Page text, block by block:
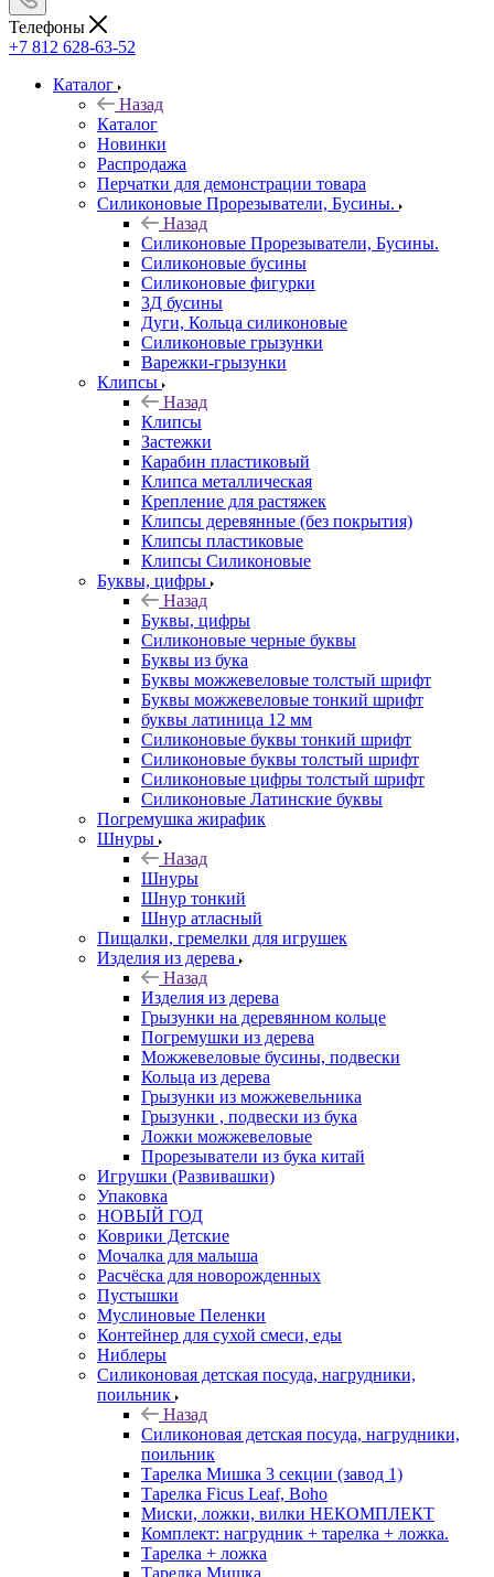
Телефоны
+7 812 628-63-52
Каталог
Назад
Каталог
Новинки
Распродажа
Перчатки для демонстрации товара
Силиконовые Прорезыватели, Бусины.
Назад
Силиконовые Прорезыватели, Бусины.
Силиконовые бусины
Силиконовые фигурки
3Д бусины
Дуги, Кольца силиконовые
Силиконовые грызунки
Варежки-грызунки
Клипсы
Назад
Клипсы
Застежки
Карабин пластиковый
Клипса металлическая
Крепление для растяжек
Клипсы деревянные (без покрытия)
Клипсы пластиковые
Клипсы Силиконовые
Буквы, цифры
Назад
Буквы, цифры
Силиконовые черные буквы
Буквы из бука
Буквы можжевеловые толстый шрифт
Буквы можжевеловые тонкий шрифт
буквы латиница 12 мм
Силиконовые буквы тонкий шрифт
Силиконовые буквы толстый шрифт
Силиконовые цифры толстый шрифт
Силиконовые Латинские буквы
Погремушка жирафик
Шнуры
Назад
Шнуры
Шнур тонкий
Шнур атласный
Пищалки, гремелки для игрушек
Изделия из дерева
Назад
Изделия из дерева
Грызунки на деревянном кольце
Погремушки из дерева
Можжевеловые бусины, подвески
Кольца из дерева
Грызунки из можжевельника
Грызунки , подвески из бука
Ложки можжевеловые
Прорезыватели из бука китай
Игрушки (Развивашки)
Упаковка
НОВЫЙ ГОД
Коврики Детские
Мочалка для малыша
Расчёска для новорожденных
Пустышки
Муслиновые Пеленки
Контейнер для сухой смеси, еды
Ниблеры
Силиконовая детская посуда, нагрудники,
поильник
Назад
Силиконовая детская посуда, нагрудники,
поильник
Тарелка Мишка 3 секции (завод 1)
Тарелка Ficus Leaf, Boho
Миски, ложки, вилки НЕКОМПЛЕКТ
Комплект: нагрудник + тарелка + ложка.
Тарелка + ложка
Тарелка Мишка